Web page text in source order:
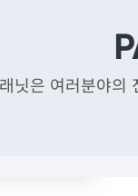
닛은 여러분야의